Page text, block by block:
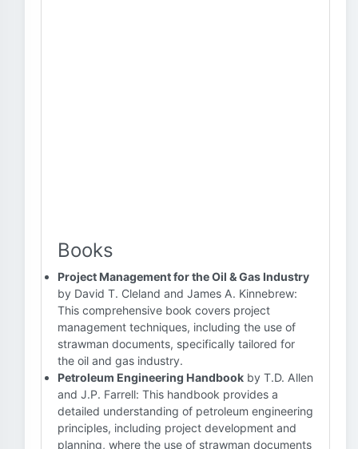
Books
Project Management for the Oil & Gas Industry
by David T. Cleland and James A. Kinnebrew:
This comprehensive book covers project
management techniques, including the use of
strawman documents, specifically tailored for
the oil and gas industry.
Petroleum Engineering Handbook by T.D. Allen
and J.P. Farrell: This handbook provides a
detailed understanding of petroleum engineering
principles, including project development and
planning, where the use of strawman documents